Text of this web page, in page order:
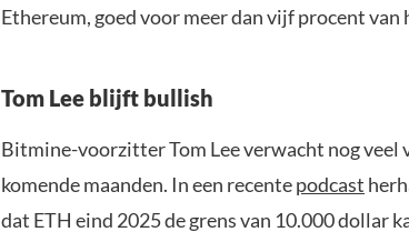
Ethereum, goed voor meer dan vijf procent
Tom Lee blijft bullish
Bitmine-voorzitter Tom Lee verwacht nog veel
komende maanden. In een recentepodcast
dat ETH eind 2025 de grens van 10.000 dollar